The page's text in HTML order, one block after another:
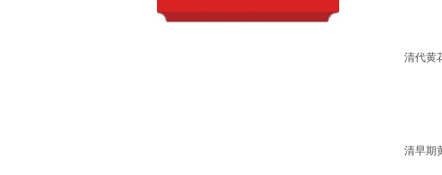
清代黄
清早期